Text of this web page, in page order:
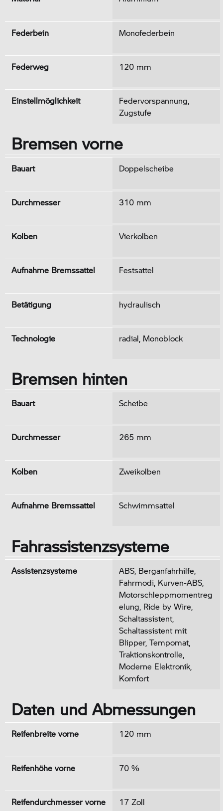
Federbein Monofederbein
Federweg 120 mm
Einstellmöglichkeit
Federvorspannung,
Zugstufe
Bremsen vorne
Bauart Doppelscheibe
Durchmesser 310 mm
Kolben Vierkolben
Aufnahme Bremssattel Festsattel
Betätigung hydraulisch
Technologie radial, Monoblock
Bremsen hinten
Bauart Scheibe
Durchmesser 265 mm
Kolben Zweikolben
Aufnahme Bremssattel Schwimmsattel
Fahrassistenzsysteme
Assistenzsysteme
ABS, Berganfahrhilfe,
Fahrmodi, Kurven-ABS,
Motorschleppmomentreg
elung, Ride by Wire,
Schaltassistent,
Schaltassistent mit
Blipper, Tempomat,
Traktionskontrolle,
Moderne Elektronik,
Komfort
Daten und Abmessungen
Reifenbreite vorne 120 mm
Reifenhöhe vorne 70 %
Reifendurchmesser vorne 17 Zoll